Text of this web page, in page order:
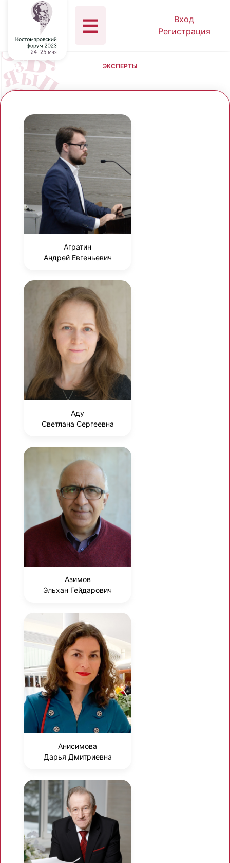
Вход
Регистрация
ЭКСПЕРТЫ
Агратин
Андрей Евгеньевич
Аду
Светлана Сергеевна
Азимов
Эльхан Гейдарович
Анисимова
Дарья Дмитриевна